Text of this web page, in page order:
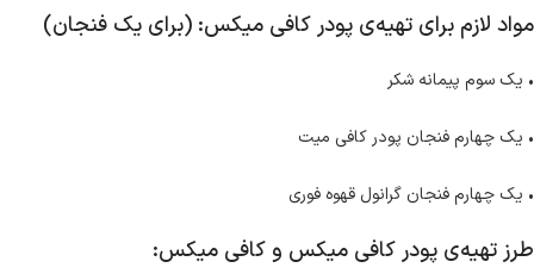
مواد لازم برای تهیه‌ی پودر کافی میکس: (برای یک فنجان)
• یک سوم پیمانه شکر
• یک چهارم فنجان پودر کافی میت
• یک چهارم فنجان گرانول قهوه فوری
طرز تهیه‌ی پودر کافی میکس و کافی میکس: